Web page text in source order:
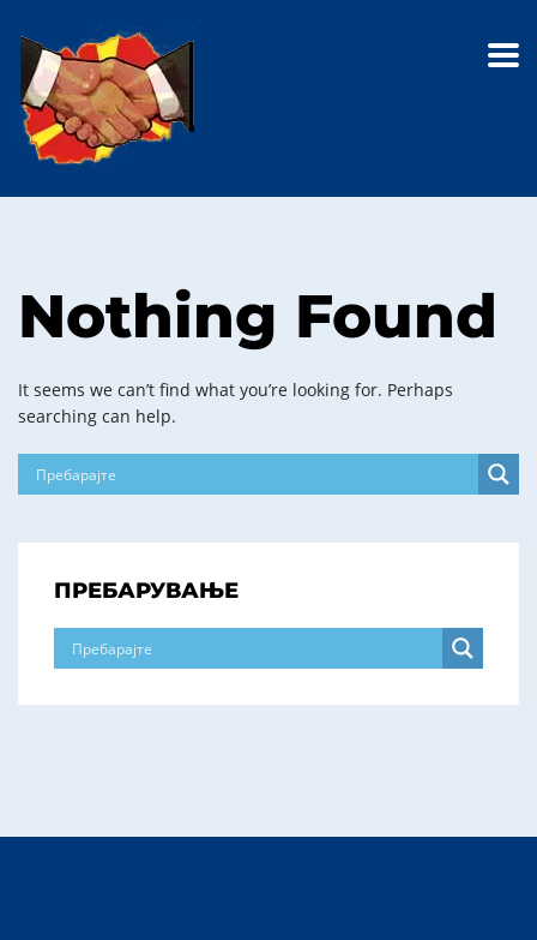
Nothing Found
It seems we can’t find what you’re looking for. Perhaps
searching can help.
ПРЕБАРУВАЊЕ